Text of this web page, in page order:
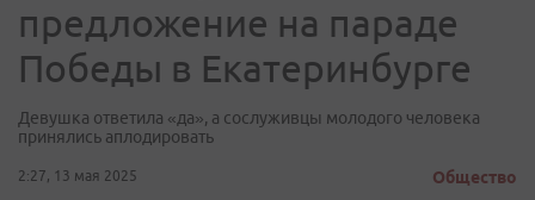
предложение на параде
Победы в Екатеринбурге
Девушка ответила «да», а сослуживцы молодого человека
принялись аплодировать
2:27, 13 мая 2025 Общество